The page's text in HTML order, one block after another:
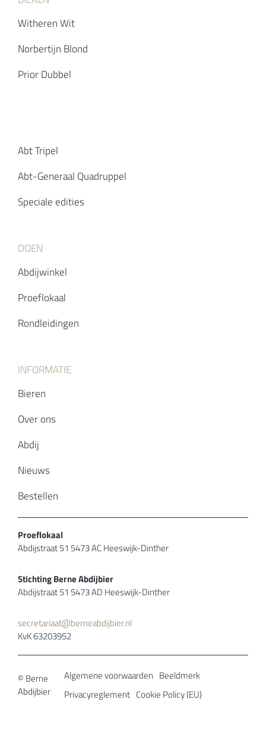
Witheren Wit
Norbertijn Blond
Prior Dubbel
Abt Tripel
Abt-Generaal Quadruppel
Speciale edities
DOEN
Abdijwinkel
Proeflokaal
Rondleidingen
INFORMATIE
Bieren
Over ons
Abdij
Nieuws
Bestellen
Proeflokaal
Abdijstraat 51 5473 AC Heeswijk-Dinther
Stichting Berne Abdijbier
Abdijstraat 51 5473 AD Heeswijk-Dinther
secretariaat@berneabdijbier.nl
KvK 63203952
© Berne
Abdijbier
Algemene voorwaarden Beeldmerk
Privacyreglement Cookie Policy (EU)